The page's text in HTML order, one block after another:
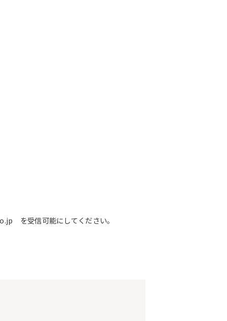
を受信可能にしてください。